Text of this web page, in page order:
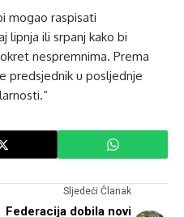
mogao raspisati
lipnja ili srpanj kako bi
nespremnima. Prema
predsjednik u posljednje
Sljedeći Članak
Federacija dobila novi